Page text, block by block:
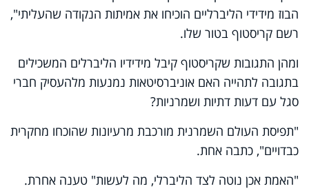
הבוז מידידי הליברליים הוכיחו את אמיתות הנקודה שהעליתי",
רשם קריסטוף בטור שלו.
ומהן התגובות שקריסטוף קיבל מידידיו הליברלים המשכילים
בתגובה לתהייה האם אוניברסיטאות נמנעות מלהעסיק חברי
סגל עם דעות דתיות ושמרניות?
"תפיסת העולם השמרנית מורכבת מרעיונות שהוכחו מחקרית
כבדויים", כתבה אחת.
"האמת אכן נוטה לצד הליברלי, מה לעשות" טענה אחרת.